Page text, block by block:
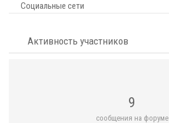
Социальные сети
Активность участников
9
сообщения на форуме